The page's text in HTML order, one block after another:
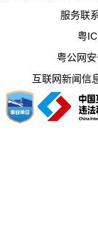
服务联
粤
粤公网
互联网新闻信